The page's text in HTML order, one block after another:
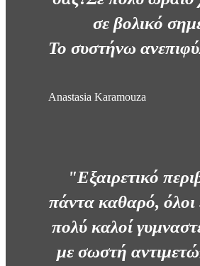
σε βολικό
Το συστήνω
Anastasia Karamouza
"Εξαιρετικό
πάντα καθαρό, όλοι
πολύ καλοί
με σωστή